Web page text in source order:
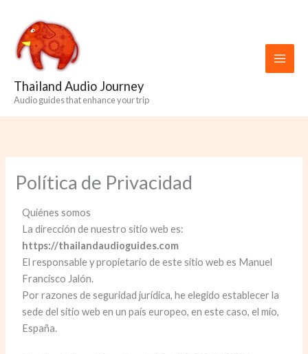
content
Thailand Audio Journey
Audio guides that enhance your trip
Política de Privacidad
Quiénes somos
La dirección de nuestro sitio web es:
https://thailandaudioguides.com
El responsable y propietario de este sitio web es Manuel
Francisco Jalón.
Por razones de seguridad jurídica, he elegido establecer la
sede del sitio web en un país europeo, en este caso, el mío,
España.